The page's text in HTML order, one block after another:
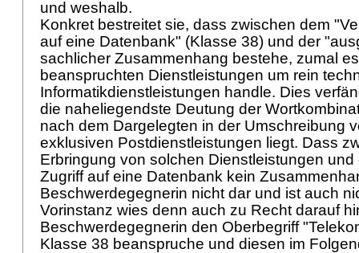
und weshalb.
Konkret bestreitet sie, dass zwischen dem
auf eine Datenbank" (Klasse 38) und der
sachlicher Zusammenhang bestehe, zumal
beanspruchten Dienstleistungen um rein
Informatikdienstleistungen handle. Dies
die naheliegendste Deutung der
nach dem Dargelegten in der Umschreibung
exklusiven Postdienstleistungen liegt. Dass
Erbringung von solchen Dienstleistungen
Zugriff auf eine Datenbank kein
Beschwerdegegnerin nicht dar und ist auch
Vorinstanz wies denn auch zu Recht darauf
Beschwerdegegnerin den Oberbegriff
Klasse 38 beanspruche und diesen im